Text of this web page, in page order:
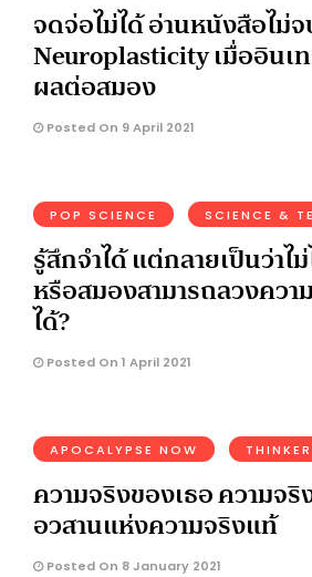
จดจ่อไม่ได้ อ่านหนังสือไม่
Neuroplasticity เมื่ออินเ
ผลต่อสมอง
Posted On 9 April 2021
POP SCIENCE SCIENCE &
รู้สึกจำได้ แต่กลายเป็นว่าไ
หรือสมองสามารถลวงควา
ได้?
Posted On 1 April 2021
APOCALYPSE NOW
ความจริงของเธอ ความจ
อวสานแห่งความจริงแท้
Posted On 8 January 2021